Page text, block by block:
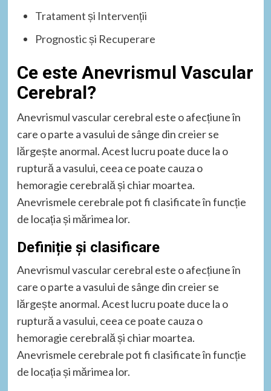
Tratament și Intervenții
Prognostic și Recuperare
Ce este Anevrismul Vascular
Cerebral?
Anevrismul vascular cerebral este o afecțiune în
care o parte a vasului de sânge din creier se
lărgește anormal. Acest lucru poate duce la o
ruptură a vasului, ceea ce poate cauza o
hemoragie cerebrală și chiar moartea.
Anevrismele cerebrale pot fi clasificate în funcție
de locația și mărimea lor.
Definiție și clasificare
Anevrismul vascular cerebral este o afecțiune în
care o parte a vasului de sânge din creier se
lărgește anormal. Acest lucru poate duce la o
ruptură a vasului, ceea ce poate cauza o
hemoragie cerebrală și chiar moartea.
Anevrismele cerebrale pot fi clasificate în funcție
de locația și mărimea lor.